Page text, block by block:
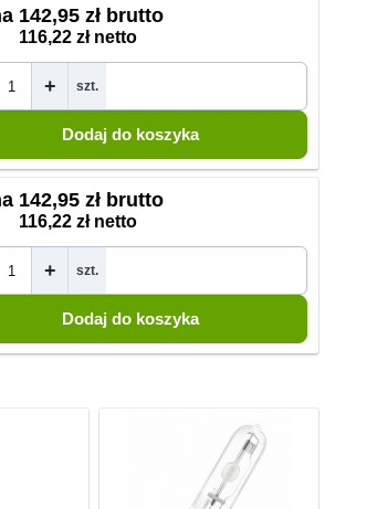
142,95 zł brutto
116,22 zł netto
+ szt.
142,95 zł brutto
116,22 zł netto
+ szt.